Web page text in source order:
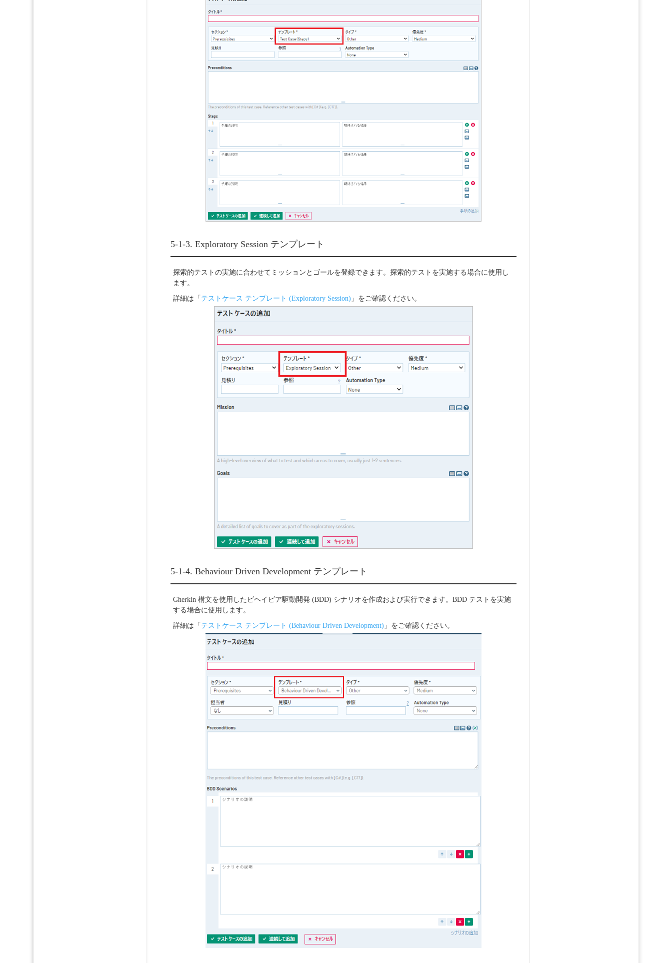
5-1-3. Exploratory Session テンプレート
探索的テストの実施に合わせてミッションとゴールを登録できます。探索的テストを実施する場合に使用し
ます。
詳細は「 テストケース テンプレート (Exploratory Session) 」をご確認ください。
5-1-4.Behaviour Driven Development テンプレート
Gherkin 構文を使用したビヘイビア駆動開発 (BDD) シナリオを作成および実行できます。BDD テストを実施
する場合に使用します。
詳細は「 テストケース テンプレート (Behaviour Driven Development) 」をご確認ください。